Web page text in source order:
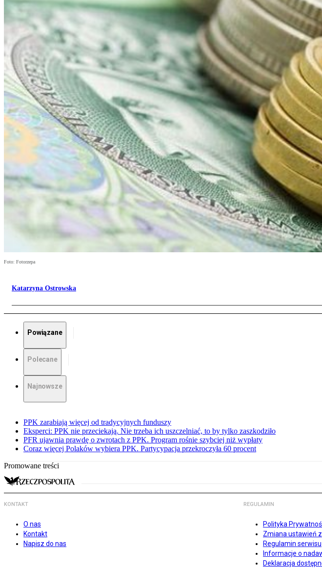
Foto: Fotorzepa
Katarzyna Ostrowska
Powiązane
Polecane
Najnowsze
PPK zarabiają więcej od tradycyjnych funduszy
Eksperci: PPK nie przeciekają. Nie trzeba ich uszczelniać, to by tylko zaszkodziło
PFR ujawnia prawdę o zwrotach z PPK. Program rośnie szybciej niż wypłaty
Coraz więcej Polaków wybiera PPK. Partycypacja przekroczyła 60 procent
Promowane treści
KONTAKT
O nas
Kontakt
Napisz do nas
REGULAMIN
Polityka
Zmiana ustawień
Regulamin serwisu
Informacje o
Deklaracja